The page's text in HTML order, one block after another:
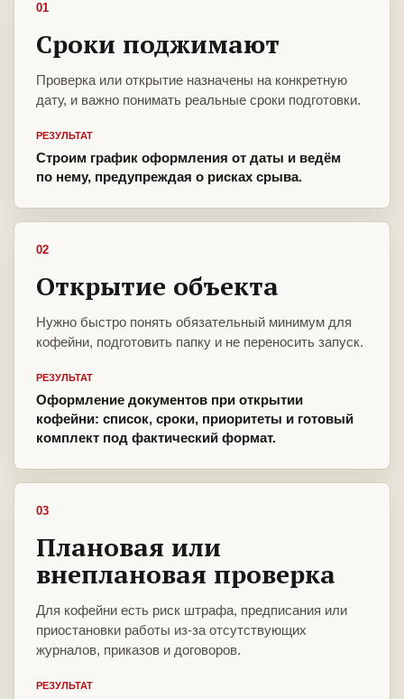
01
Сроки поджимают
Проверка или открытие назначены на конкретную
дату, и важно понимать реальные сроки подготовки.
РЕЗУЛЬТАТ
Строим график оформления от даты и ведём
по нему, предупреждая о рисках срыва.
02
Открытие объекта
Нужно быстро понять обязательный минимум для
кофейни, подготовить папку и не переносить запуск.
РЕЗУЛЬТАТ
Оформление документов при открытии
кофейни: список, сроки, приоритеты и готовый
комплект под фактический формат.
03
Плановая или
внеплановая проверка
Для кофейни есть риск штрафа, предписания или
приостановки работы из-за отсутствующих
журналов, приказов и договоров.
РЕЗУЛЬТАТ